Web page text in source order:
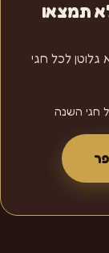
תמצאו
ללא גלוטן לכל חגי
חגי השנה